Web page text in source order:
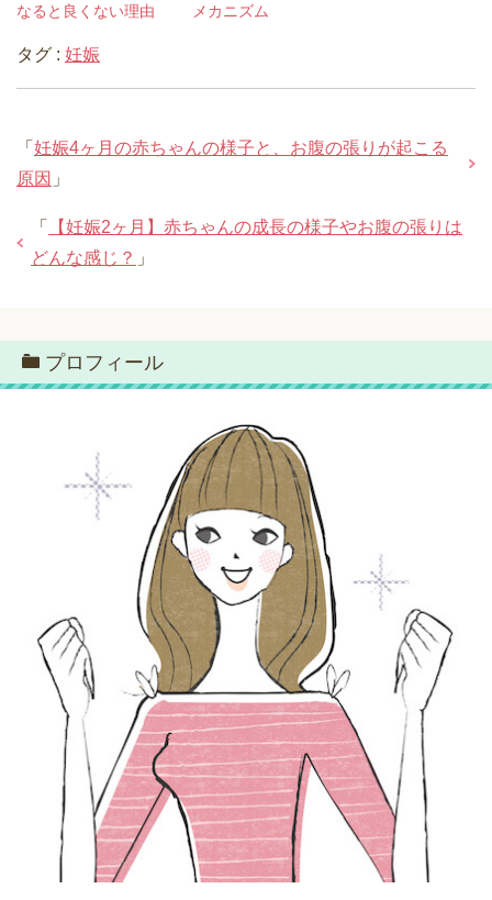
なると良くない理由
メカニズム
タグ : 妊娠
「 妊娠4ヶ月の赤ちゃんの様子と、お腹の張りが起こる
原因 」
「
【妊娠2ヶ月】赤ちゃんの成長の様子やお腹の張りは
どんな感じ？ 」
プロフィール